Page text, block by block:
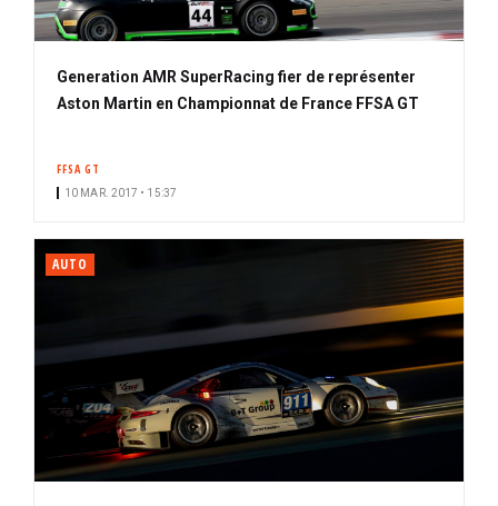
Generation AMR SuperRacing fier de représenter
Aston Martin en Championnat de France FFSA GT
FFSA GT
10 MAR. 2017 • 15:37
AUTO